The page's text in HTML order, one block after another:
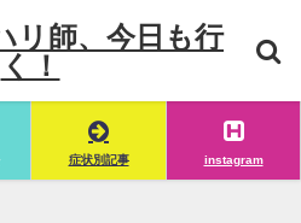
リ師、今日も行
く！
症状別記事 instagram